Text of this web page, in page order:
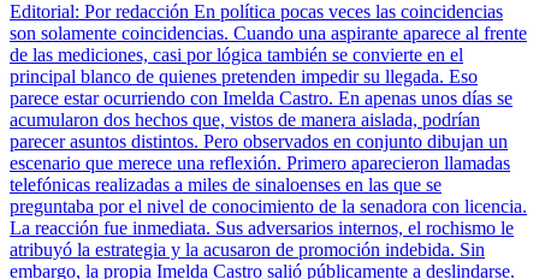
Editorial: Por redacción En política pocas veces las coincidencias
son solamente coincidencias. Cuando una aspirante aparece al frente
de las mediciones, casi por lógica también se convierte en el
principal blanco de quienes pretenden impedir su llegada. Eso
parece estar ocurriendo con Imelda Castro. En apenas unos días se
acumularon dos hechos que, vistos de manera aislada, podrían
parecer asuntos distintos. Pero observados en conjunto dibujan un
escenario que merece una reflexión. Primero aparecieron llamadas
telefónicas realizadas a miles de sinaloenses en las que se
preguntaba por el nivel de conocimiento de la senadora con licencia.
La reacción fue inmediata. Sus adversarios internos, el rochismo le
atribuyó la estrategia y la acusaron de promoción indebida. Sin
embargo, la propia Imelda Castro salió públicamente a deslindarse.